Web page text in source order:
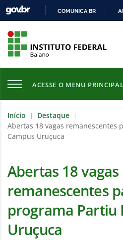
COMUNICA BR
ACESSE O MENU PRINCIPAL
Início | Destaque |
Abertas 18 vagas remanescentes
Campus Uruçuca
Abertas 18 vagas
remanescentes
programa Partiu
Uruçuca